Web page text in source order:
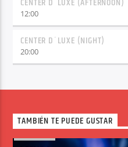
12:00
CENTER D´LUXE (NIGHT)
20:00
TAMBIÉN TE PUEDE GUSTAR